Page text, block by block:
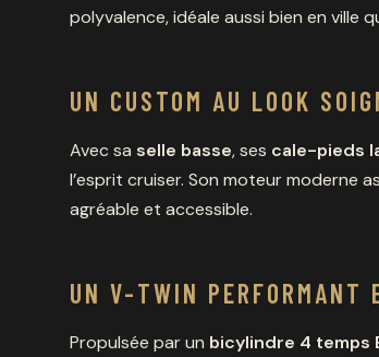
polyvalence, idéale aussi bien en ville
UN CUSTOM AU LOOK
Avec sa selle basse, ses cale-pieds
l’esprit cruiser. Son moteur moderne
agréable et accessible.
UN V-TWIN PERFORMANT
Propulsée par un bicylindre 4 temps